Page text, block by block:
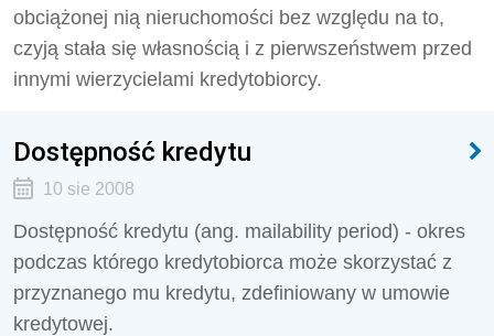
obciążonej nią nieruchomości bez względu na to,
czyją stała się własnością i z pierwszeństwem przed
innymi wierzycielami kredytobiorcy.
Dostępność kredytu
10 sie 2008
Dostępność kredytu (ang. mailability period) - okres
podczas którego kredytobiorca może skorzystać z
przyznanego mu kredytu, zdefiniowany w umowie
kredytowej.